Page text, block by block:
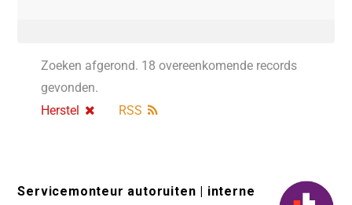
Zoeken afgerond. 18 overeenkomende records
gevonden.
Herstel
RSS
Servicemonteur autoruiten | interne